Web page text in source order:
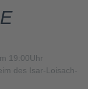
19:00Uhr
des Isar-Loisach-